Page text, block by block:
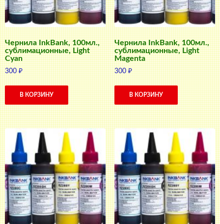
Чернила InkBank, 100мл.,
сублимационные, Light
Cyan
300₽
В КОРЗИНУ
Чернила InkBank, 100мл.,
сублимационные, Light
Magenta
300₽
В КОРЗИНУ